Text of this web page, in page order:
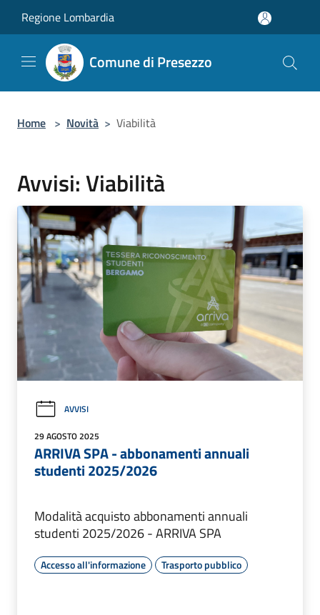
Regione Lombardia
Comune di Presezzo
Home > Novità > Viabilità
Avvisi: Viabilità
AVVISI
29 AGOSTO 2025
ARRIVA SPA - abbonamenti annuali
studenti 2025/2026
Modalità acquisto abbonamenti annuali
studenti 2025/2026 - ARRIVA SPA
Accesso all'informazione Trasporto pubblico